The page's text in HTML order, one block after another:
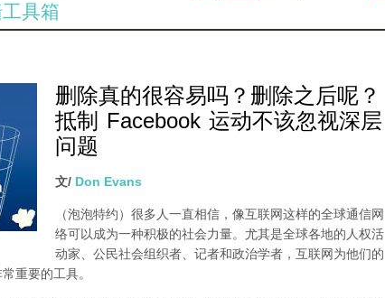
具箱
删除真的很容易吗？删除之后呢？
抵制 Facebook 运动不该忽视深层
问题
文/ Don Evans
（泡泡特约） 很多人一直相信，像互联网这样的全球通信网
络可以成为一种积极的社会力量。尤其是全球各地的人权活
动家、公民社会组织者、记者和政治学者，互联网为他们的
重要的工具。